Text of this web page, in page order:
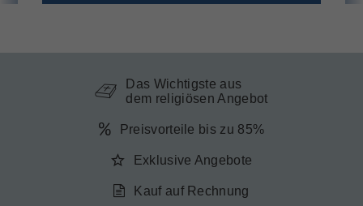
Das Wichtigste aus
dem religiösen Angebot
Preisvorteile bis zu 85%
Exklusive Angebote
Kauf auf Rechnung